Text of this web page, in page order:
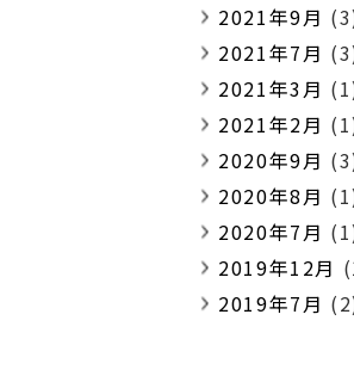
2021年9月
2021年7月
2021年3月
2021年2月
2020年9月
2020年8月
2020年7月
2019年12月
2019年7月